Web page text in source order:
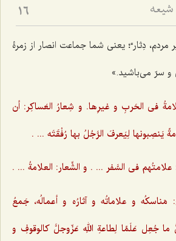
شیعه 16
دِثار“؛ یعنی شما جماعت انصار از زمرۀ
سرّ می‌باشید.»
فی الحَربِ و غیرِها. و شِعارُ العَساکِر: أن
یَنصِبونها لِیَعرفَ الرَّجُلُ بها رُفْقَتَه ... .‌
علامتُهم فی السَّفر ... . و الشِّعار: العلامةُ ... .
مَناسکُه و علاماتُه و آثارُه و أعمالُه، جَمعُ
جُعِل عَلَمًا لِطاعةِ اللهِ عَزّوجلَّ کالوقوفِ و